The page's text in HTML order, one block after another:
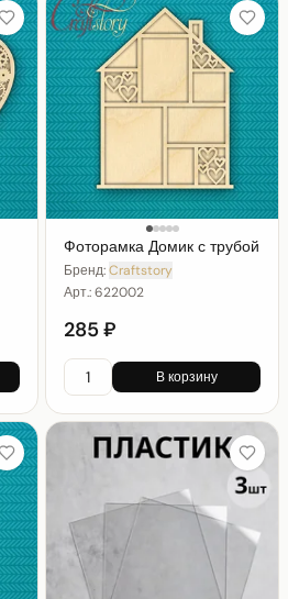
Фоторамка Домик с трубой
Бренд:Craftstory
Арт.:622002
285 ₽
В корзину